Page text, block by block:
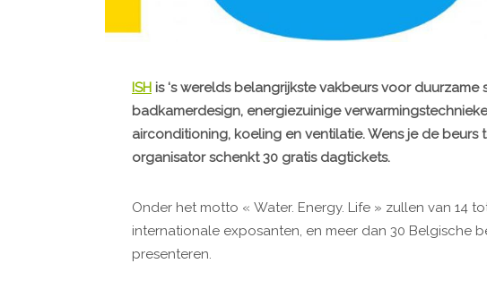
ISH is ‘s werelds belangrijkste vakbeurs voor
badkamerdesign, energiezuinige
airconditioning, koeling en ventilatie. Wens je de beurs
organisator schenkt 30 gratis dagtickets.
Onder het motto « Water. Energy. Life » zullen van 14
internationale exposanten, en meer dan 30 Belgische
presenteren.